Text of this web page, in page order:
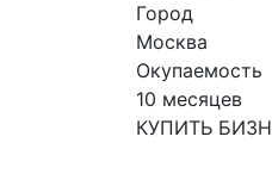
Город
Москва
Окупаемость
10 месяцев
КУПИТЬ